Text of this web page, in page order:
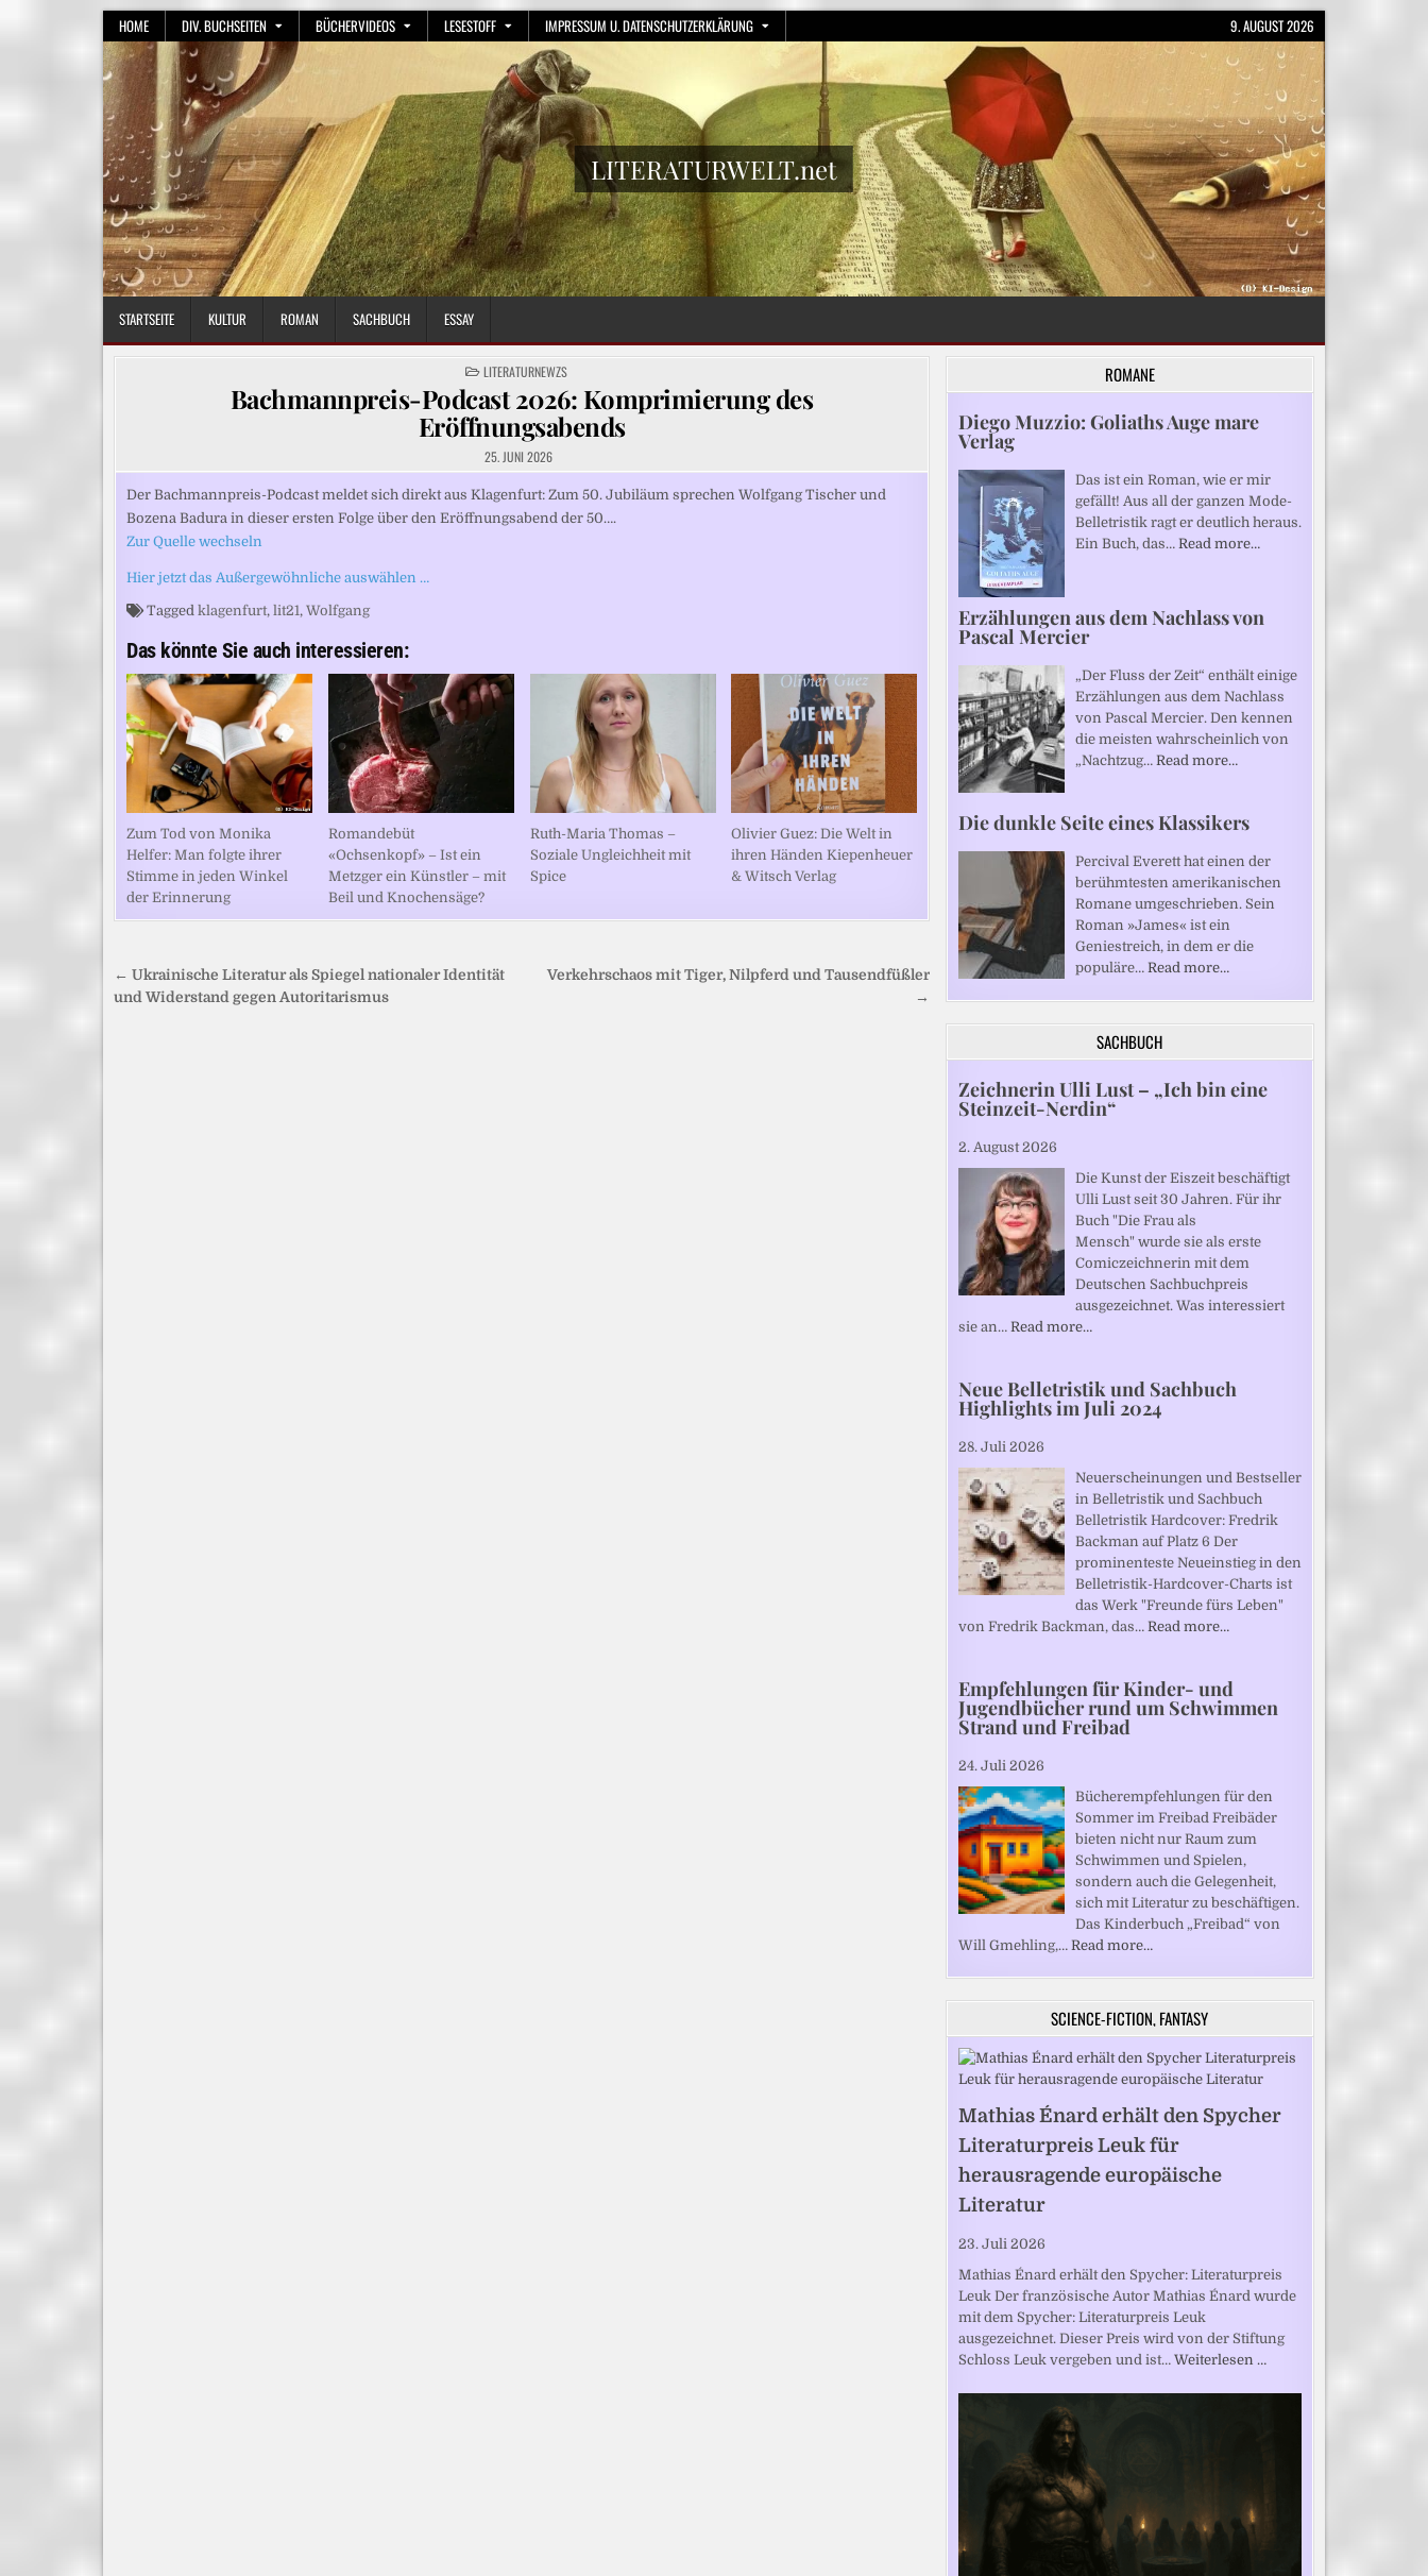
HOME DIV. BUCHSEITEN BÜCHERVIDEOS LESESTOFF IMPRESSUM U. DATENSCHUTZERKLÄRUNG 9. AUGUST 2026
LITERATURWELT.net
STARTSEITE KULTUR ROMAN SACHBUCH ESSAY
POSTED
IN
LITERATURNEWZS
Bachmannpreis-Podcast 2026: Komprimierung des
Eröffnungsabends
25. JUNI 2026
Der Bachmannpreis-Podcast meldet sich direkt aus Klagenfurt: Zum 50. Jubiläum sprechen Wolfgang Tischer und
Bozena Badura in dieser ersten Folge über den Eröffnungsabend der 50….
Zur Quelle wechseln
Hier jetzt das Außergewöhnliche auswählen …
Tagged klagenfurt, lit21, Wolfgang
Das könnte Sie auch interessieren:
Zum Tod von Monika
Helfer: Man folgte ihrer
Stimme in jeden Winkel
der Erinnerung
Romandebüt
«Ochsenkopf» – Ist ein
Metzger ein Künstler – mit
Beil und Knochensäge?
Ruth-Maria Thomas –
Soziale Ungleichheit mit
Spice
Olivier Guez: Die Welt in
ihren Händen Kiepenheuer
& Witsch Verlag
Beitragsnavigation
Verkehrschaos mit Tiger, Nilpferd und Tausendfüßler
→
← Ukrainische Literatur als Spiegel nationaler Identität
und Widerstand gegen Autoritarismus
ROMANE
Diego Muzzio: Goliaths Auge mare
Verlag
Das ist ein Roman, wie er mir
gefällt! Aus all der ganzen Mode-
Belletristik ragt er deutlich heraus.
Ein Buch, das… Read more…
Erzählungen aus dem Nachlass von
Pascal Mercier
„Der Fluss der Zeit“ enthält einige
Erzählungen aus dem Nachlass
von Pascal Mercier. Den kennen
die meisten wahrscheinlich von
„Nachtzug… Read more…
Die dunkle Seite eines Klassikers
Percival Everett hat einen der
berühmtesten amerikanischen
Romane umgeschrieben. Sein
Roman »James« ist ein
Geniestreich, in dem er die
populäre… Read more…
SACHBUCH
Zeichnerin Ulli Lust – „Ich bin eine
Steinzeit-Nerdin“
2. August 2026
Die Kunst der Eiszeit beschäftigt
Ulli Lust seit 30 Jahren. Für ihr
Buch "Die Frau als
Mensch" wurde sie als erste
Comiczeichnerin mit dem
Deutschen Sachbuchpreis
ausgezeichnet. Was interessiert
sie an… Read more…
Neue Belletristik und Sachbuch
Highlights im Juli 2024
28. Juli 2026
Neuerscheinungen und Bestseller
in Belletristik und Sachbuch
Belletristik Hardcover: Fredrik
Backman auf Platz 6 Der
prominenteste Neueinstieg in den
Belletristik-Hardcover-Charts ist
das Werk "Freunde fürs Leben"
von Fredrik Backman, das… Read more…
Empfehlungen für Kinder- und
Jugendbücher rund um Schwimmen
Strand und Freibad
24. Juli 2026
Bücherempfehlungen für den
Sommer im Freibad Freibäder
bieten nicht nur Raum zum
Schwimmen und Spielen,
sondern auch die Gelegenheit,
sich mit Literatur zu beschäftigen.
Das Kinderbuch „Freibad“ von
Will Gmehling,… Read more…
SCIENCE-FICTION, FANTASY
Mathias Énard erhält den Spycher
Literaturpreis Leuk für
herausragende europäische
Literatur
23. Juli 2026
Mathias Énard erhält den Spycher: Literaturpreis
Leuk Der französische Autor Mathias Énard wurde
mit dem Spycher: Literaturpreis Leuk
ausgezeichnet. Dieser Preis wird von der Stiftung
Schloss Leuk vergeben und ist… Weiterlesen …